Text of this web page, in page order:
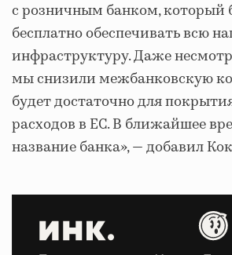
с розничным банком, который
бесплатно обеспечивать всю
инфраструктуру. Даже
мы снизили межбанковскую
будет достаточно для
расходов в ЕС. В ближайшее
название банка», — добавил